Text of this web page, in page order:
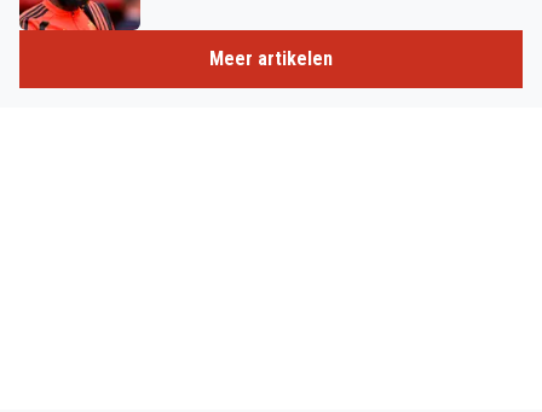
Meer artikelen